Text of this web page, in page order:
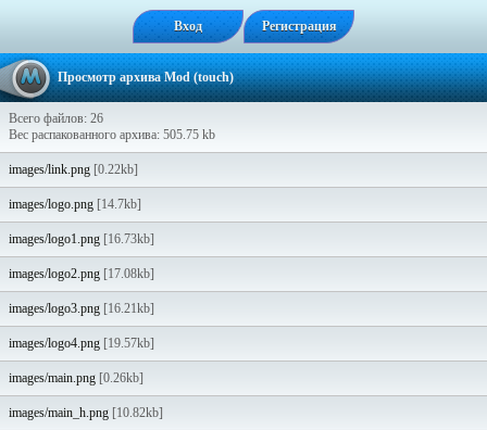
Вход Регистрация
Просмотр архива Mod (touch)
Всего файлов: 26
Вес распакованного архива: 505.75 kb
images/link.png [0.22kb]
images/logo.png [14.7kb]
images/logo1.png [16.73kb]
images/logo2.png [17.08kb]
images/logo3.png [16.21kb]
images/logo4.png [19.57kb]
images/main.png [0.26kb]
images/main_h.png [10.82kb]